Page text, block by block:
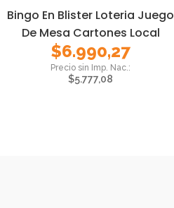
Bingo En Blister Loteria Juego
De Mesa Cartones Local
$6.990,27
$5.777,08